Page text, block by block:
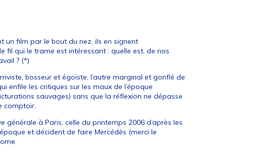
un film par le bout du nez, ils en signent
fil qui le trame est intéressant : quelle est, de nos
? (*)
bosseur et égoïste, l’autre marginal et gonflé de
enfile les critiques sur les maux de l’époque
sauvages) sans que la réflexion ne dépasse
comptoir.
générale à Paris, celle du printemps 2006 d’après les
et décident de faire Mercédès (merci le